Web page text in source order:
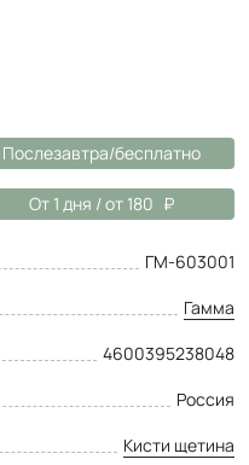
Послезавтра/бесплатно
От 1 дня / от 180
ГМ-603001
Гамма
4600395238048
Россия
Кисти щетина